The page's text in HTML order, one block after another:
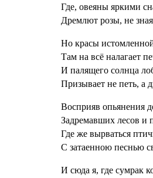
Где, овеяны яркими
Дремлют розы, не
Но красы
Там на всё налагает
И палящего солнца
Призывает не петь, а
Восприяв опьянения
Задремавших лесов и
Где же вырваться
С затаенною песнью
И сюда я, где сумрак